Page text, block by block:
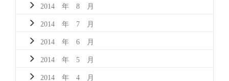
2014 年 8 月
2014 年 7 月
2014 年 6 月
2014 年 5 月
2014 年 4 月